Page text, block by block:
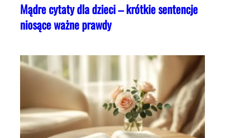
Mądre cytaty dla dzieci – krótkie sentencje
niosące ważne prawdy